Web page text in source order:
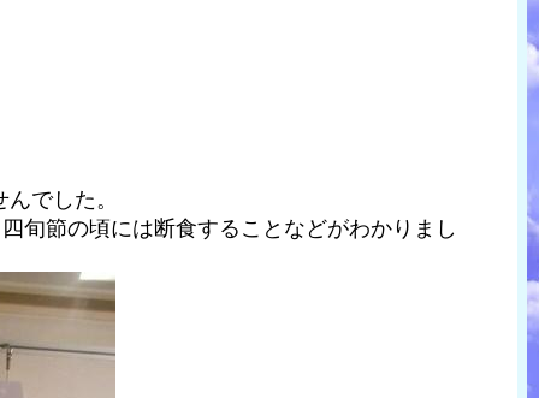
でした。
旬節の頃には断食することなどがわかりまし